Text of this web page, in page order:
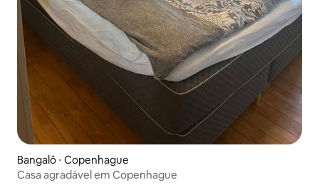
Bangalô ⋅ Copenhague
Casa agradável em Copenhague